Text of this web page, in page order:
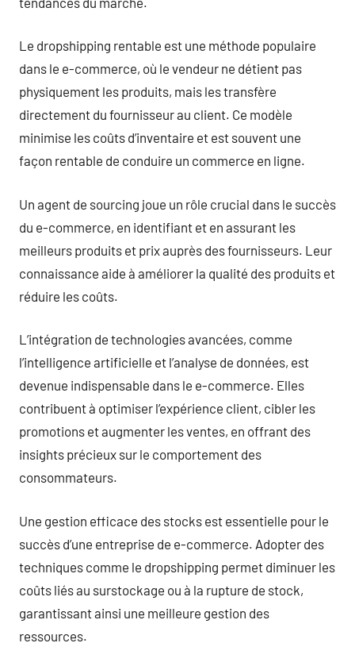
Le dropshipping rentable est une méthode populaire
dans le e-commerce, où le vendeur ne détient pas
physiquement les produits, mais les transfère
directement du fournisseur au client. Ce modèle
minimise les coûts d’inventaire et est souvent une
façon rentable de conduire un commerce en ligne.
Un agent de sourcing joue un rôle crucial dans le succès
du e-commerce, en identifiant et en assurant les
meilleurs produits et prix auprès des fournisseurs. Leur
connaissance aide à améliorer la qualité des produits et
réduire les coûts.
L’intégration de technologies avancées, comme
l’intelligence artificielle et l’analyse de données, est
devenue indispensable dans le e-commerce. Elles
contribuent à optimiser l’expérience client, cibler les
promotions et augmenter les ventes, en offrant des
insights précieux sur le comportement des
consommateurs.
Une gestion efficace des stocks est essentielle pour le
succès d’une entreprise de e-commerce. Adopter des
techniques comme le dropshipping permet diminuer les
coûts liés au surstockage ou à la rupture de stock,
garantissant ainsi une meilleure gestion des
ressources.